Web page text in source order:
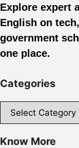
Explore expert
English on
government
one place.
Categories
Categories
Know More